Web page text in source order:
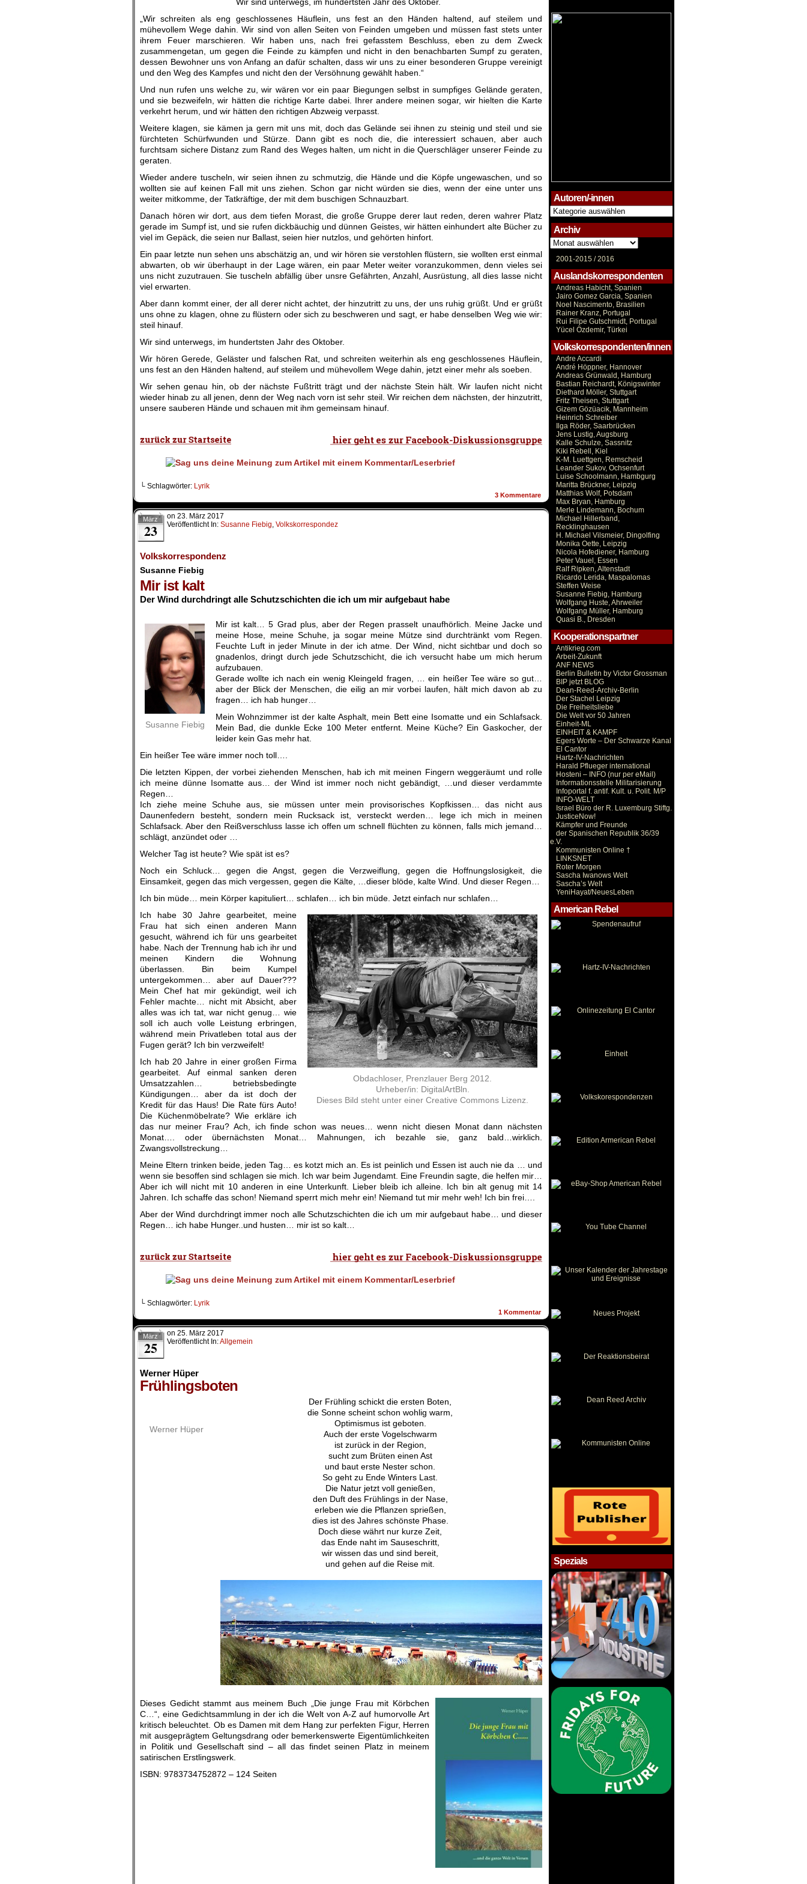
„Wir schreiten als eng geschlossenes Häuflein, uns fest an den Händen haltend, auf steilem und
mühevollem Wege dahin. Wir sind von allen Seiten von Feinden umgeben und müssen fast stets unter
ihrem Feuer marschieren. Wir haben uns, nach frei gefasstem Beschluss, eben zu dem Zweck
zusammengetan, um gegen die Feinde zu kämpfen und nicht in den benachbarten Sumpf zu geraten,
dessen Bewohner uns von Anfang an dafür schalten, dass wir uns zu einer besonderen Gruppe vereinigt
und den Weg des Kampfes und nicht den der Versöhnung gewählt haben.“
Und nun rufen uns welche zu, wir wären vor ein paar Biegungen selbst in sumpfiges Gelände geraten,
und sie bezweifeln, wir hätten die richtige Karte dabei. Ihrer andere meinen sogar, wir hielten die Karte
verkehrt herum, und wir hätten den richtigen Abzweig verpasst.
Weitere klagen, sie kämen ja gern mit uns mit, doch das Gelände sei ihnen zu steinig und steil und sie
fürchteten Schürfwunden und Stürze. Dann gibt es noch die, die interessiert schauen, aber auch
furchtsam sichere Distanz zum Rand des Weges halten, um nicht in die Querschläger unserer Feinde zu
geraten.
Wieder andere tuscheln, wir seien ihnen zu schmutzig, die Hände und die Köpfe ungewaschen, und so
wollten sie auf keinen Fall mit uns ziehen. Schon gar nicht würden sie dies, wenn der eine unter uns
weiter mitkomme, der Tatkräftige, der mit dem buschigen Schnauzbart.
Danach hören wir dort, aus dem tiefen Morast, die große Gruppe derer laut reden, deren wahrer Platz
gerade im Sumpf ist, und sie rufen dickbäuchig und dünnen Geistes, wir hätten einhundert alte Bücher zu
viel im Gepäck, die seien nur Ballast, seien hier nutzlos, und gehörten hinfort.
Ein paar letzte nun sehen uns abschätzig an, und wir hören sie verstohlen flüstern, sie wollten erst einmal
abwarten, ob wir überhaupt in der Lage wären, ein paar Meter weiter voranzukommen, denn vieles sei
uns nicht zuzutrauen. Sie tuscheln abfällig über unsre Gefährten, Anzahl, Ausrüstung, all dies lasse nicht
viel erwarten.
Aber dann kommt einer, der all derer nicht achtet, der hinzutritt zu uns, der uns ruhig grüßt. Und er grüßt
uns ohne zu klagen, ohne zu flüstern oder sich zu beschweren und sagt, er habe denselben Weg wie wir:
steil hinauf.
Wir sind unterwegs, im hundertsten Jahr des Oktober.
Wir hören Gerede, Geläster und falschen Rat, und schreiten weiterhin als eng geschlossenes Häuflein,
uns fest an den Händen haltend, auf steilem und mühevollem Wege dahin, jetzt einer mehr als soeben.
Wir sehen genau hin, ob der nächste Fußtritt trägt und der nächste Stein hält. Wir laufen nicht nicht
wieder hinab zu all jenen, denn der Weg nach vorn ist sehr steil. Wir reichen dem nächsten, der hinzutritt,
unsere sauberen Hände und schauen mit ihm gemeinsam hinauf.
└ Schlagwörter: Lyrik
3 Kommentare
März
23
on 23. März 2017
Veröffentlicht In: Susanne Fiebig, Volkskorrespondez
Volkskorrespondenz
Susanne Fiebig
Mir ist kalt
Der Wind durchdringt alle Schutzschichten die ich um mir aufgebaut habe
Susanne Fiebig
Mir ist kalt… 5 Grad plus, aber der Regen prasselt unaufhörlich. Meine Jacke und
meine Hose, meine Schuhe, ja sogar meine Mütze sind durchtränkt vom Regen.
Feuchte Luft in jeder Minute in der ich atme. Der Wind, nicht sichtbar und doch so
gnadenlos, dringt durch jede Schutzschicht, die ich versucht habe um mich herum
aufzubauen.
Gerade wollte ich nach ein wenig Kleingeld fragen, … ein heißer Tee wäre so gut…
aber der Blick der Menschen, die eilig an mir vorbei laufen, hält mich davon ab zu
fragen… ich hab hunger…
Mein Wohnzimmer ist der kalte Asphalt, mein Bett eine Isomatte und ein Schlafsack.
Mein Bad, die dunkle Ecke 100 Meter entfernt. Meine Küche? Ein Gaskocher, der
leider kein Gas mehr hat.
Ein heißer Tee wäre immer noch toll….
Die letzten Kippen, der vorbei ziehenden Menschen, hab ich mit meinen Fingern weggeräumt und rolle
ich meine dünne Isomatte aus… der Wind ist immer noch nicht gebändigt, …und dieser verdammte
Regen…
Ich ziehe meine Schuhe aus, sie müssen unter mein provisorisches Kopfkissen… das nicht aus
Daunenfedern besteht, sondern mein Rucksack ist, versteckt werden… lege ich mich in meinen
Schlafsack. Aber den Reißverschluss lasse ich offen um schnell flüchten zu können, falls mich jemand…
schlägt, anzündet oder …
Welcher Tag ist heute? Wie spät ist es?
Noch ein Schluck… gegen die Angst, gegen die Verzweiflung, gegen die Hoffnungslosigkeit, die
Einsamkeit, gegen das mich vergessen, gegen die Kälte, …dieser blöde, kalte Wind. Und dieser Regen…
Ich bin müde… mein Körper kapituliert… schlafen… ich bin müde. Jetzt einfach nur schlafen…
Obdachloser, Prenzlauer Berg 2012.
Urheber/in: DigitalArtBln.
Dieses Bild steht unter einer Creative Commons Lizenz.
Ich habe 30 Jahre gearbeitet, meine
Frau hat sich einen anderen Mann
gesucht, während ich für uns gearbeitet
habe. Nach der Trennung hab ich ihr und
meinen Kindern die Wohnung
überlassen. Bin beim Kumpel
untergekommen… aber auf Dauer???
Mein Chef hat mir gekündigt, weil ich
Fehler machte… nicht mit Absicht, aber
alles was ich tat, war nicht genug… wie
soll ich auch volle Leistung erbringen,
während mein Privatleben total aus der
Fugen gerät? Ich bin verzweifelt!
Ich hab 20 Jahre in einer großen Firma
gearbeitet. Auf einmal sanken deren
Umsatzzahlen… betriebsbedingte
Kündigungen… aber da ist doch der
Kredit für das Haus! Die Rate fürs Auto!
Die Küchenmöbelrate? Wie erkläre ich
das nur meiner Frau? Ach, ich finde schon was neues… wenn nicht diesen Monat dann nächsten
Monat…. oder übernächsten Monat… Mahnungen, ich bezahle sie, ganz bald…wirklich.
Zwangsvollstreckung…
Meine Eltern trinken beide, jeden Tag… es kotzt mich an. Es ist peinlich und Essen ist auch nie da … und
wenn sie besoffen sind schlagen sie mich. Ich war beim Jugendamt. Eine Freundin sagte, die helfen mir…
Aber ich will nicht mit 10 anderen in eine Unterkunft. Lieber bleib ich alleine. Ich bin alt genug mit 14
Jahren. Ich schaffe das schon! Niemand sperrt mich mehr ein! Niemand tut mir mehr weh! Ich bin frei….
Aber der Wind durchdringt immer noch alle Schutzschichten die ich um mir aufgebaut habe… und dieser
Regen… ich habe Hunger..und husten… mir ist so kalt…
└ Schlagwörter: Lyrik
1 Kommentar
März
25
on 25. März 2017
Veröffentlicht In:Allgemein
Werner Hüper
Frühlingsboten
Werner Hüper
Der Frühling schickt die ersten Boten,
die Sonne scheint schon wohlig warm,
Optimismus ist geboten.
Auch der erste Vogelschwarm
ist zurück in der Region,
sucht zum Brüten einen Ast
und baut erste Nester schon.
So geht zu Ende Winters Last.
Die Natur jetzt voll genießen,
den Duft des Frühlings in der Nase,
erleben wie die Pflanzen sprießen,
dies ist des Jahres schönste Phase.
Doch diese währt nur kurze Zeit,
das Ende naht im Sauseschritt,
wir wissen das und sind bereit,
und gehen auf die Reise mit.
Dieses Gedicht stammt aus meinem Buch „Die junge Frau mit Körbchen
C…“, eine Gedichtsammlung in der ich die Welt von A-Z auf humorvolle Art
kritisch beleuchtet. Ob es Damen mit dem Hang zur perfekten Figur, Herren
mit ausgeprägtem Geltungsdrang oder bemerkenswerte Eigentümlichkeiten
in Politik und Gesellschaft sind – all das findet seinen Platz in meinem
satirischen Erstlingswerk.
ISBN: 9783734752872 – 124 Seiten
Autoren/-innen
Autoren/-
innen
Archiv
Archiv
2001-2015 /2016
Auslandskorrespondenten
Andreas Habicht, Spanien
Jairo Gomez Garcia, Spanien
Noel Nascimento, Brasilien
Rainer Kranz, Portugal
Rui Filipe Gutschmidt, Portugal
Yücel Özdemir, Türkei
Volkskorrespondenten/innen
Andre Accardi
André Höppner, Hannover
Andreas Grünwald, Hamburg
Bastian Reichardt, Königswinter
Diethard Möller, Stuttgart
Fritz Theisen, Stuttgart
Gizem Gözüacik, Mannheim
Heinrich Schreiber
Ilga Röder, Saarbrücken
Jens Lustig, Augsburg
Kalle Schulze, Sassnitz
Kiki Rebell, Kiel
K-M. Luettgen, Remscheid
Leander Sukov, Ochsenfurt
Luise Schoolmann, Hambgurg
Maritta Brückner, Leipzig
Matthias Wolf, Potsdam
Max Bryan, Hamburg
Merle Lindemann, Bochum
Michael Hillerband,
Recklinghausen
H. Michael Vilsmeier, Dingolfing
Monika Oette, Leipzig
Nicola Hofediener, Hamburg
Peter Vauel, Essen
Ralf Ripken, Altenstadt
Ricardo Lerida, Maspalomas
Steffen Weise
Susanne Fiebig, Hamburg
Wolfgang Huste, Ahrweiler
Wolfgang Müller, Hamburg
Quasi B., Dresden
Kooperationspartner
Antikrieg.com
Arbeit-Zukunft
ANF NEWS
Berlin Bulletin by Victor Grossman
BIP jetzt BLOG
Dean-Reed-Archiv-Berlin
Der Stachel Leipzig
Die Freiheitsliebe
Die Welt vor 50 Jahren
Einheit-ML
EINHEIT & KAMPF
Egers Worte – Der Schwarze Kanal
El Cantor
Hartz-IV-Nachrichten
Harald Pflueger international
Hosteni – INFO (nur per eMail)
Informationsstelle Militarisierung
Infoportal f. antif. Kult. u. Polit. M/P
INFO-WELT
Israel Büro der R. Luxemburg Stiftg.
JusticeNow!
Kämpfer und Freunde
der Spanischen Republik 36/39
e.V.
Kommunisten Online †
LINKSNET
Roter Morgen
Sascha Iwanows Welt
Sascha’s Welt
YeniHayat/NeuesLeben
American Rebel
Spezials